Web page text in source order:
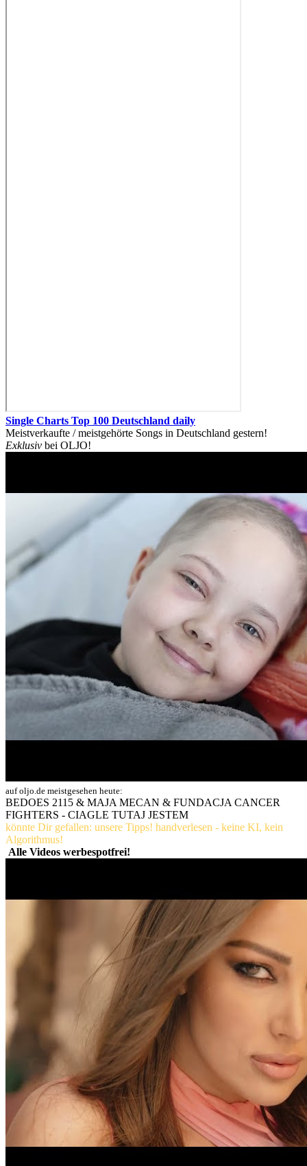
Single Charts Top 100 Deutschland daily
Meistverkaufte / meistgehörte Songs in Deutschland gestern!
Exklusiv bei OLJO!
auf oljo.de meistgesehen heute:
BEDOES 2115 & MAJA MECAN & FUNDACJA CANCER
FIGHTERS - CIAGLE TUTAJ JESTEM
könnte Dir gefallen: unsere Tipps! handverlesen - keine KI, kein
Algorithmus!
Alle Videos werbespotfrei!